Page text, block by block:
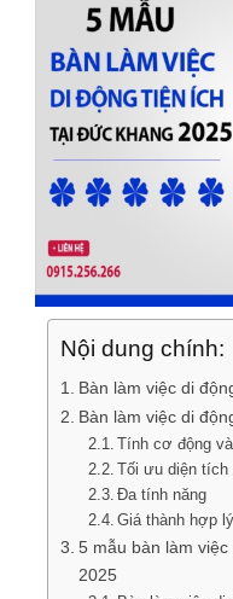
Nội dung chính:
Bàn làm việc di
Bàn làm việc di
Tính cơ động
Tối ưu diện tích
Đa tính năng
Giá thành hợp lý
5 mẫu bàn làm
2025